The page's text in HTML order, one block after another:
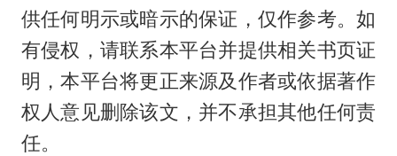
供任何明示或暗示的保证，仅作参考。如
有侵权，请联系本平台并提供相关书页证
明，本平台将更正来源及作者或依据著作
权人意见删除该文，并不承担其他任何责
任。